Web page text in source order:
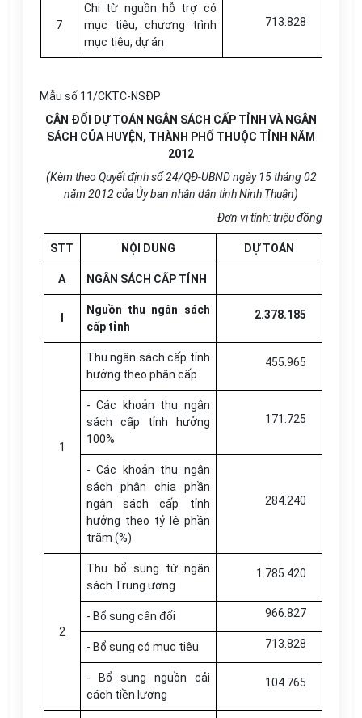
7
Chi từ nguồn hỗ trợ có
mục tiêu, chương trình
mục tiêu, dự án
713.828
Mẫu số 11/CKTC-NSĐP
CÂN ĐỐI DỰ TOÁN NGÂN SÁCH CẤP TỈNH VÀ NGÂN
SÁCH CỦA HUYỆN, THÀNH PHỐ THUỘC TỈNH NĂM
2012
(Kèm theo Quyết định số 24/QĐ-UBND ngày 15 tháng 02
năm 2012 của Ủy ban nhân dân tỉnh Ninh Thuận)
Đơn vị tính: triệu đồng
STT NỘI DUNG DỰ TOÁN
A NGÂN SÁCH CẤP TỈNH
Nguồn thu ngân sách
cấp tỉnh
2.378.185
1
Thu ngân sách cấp tỉnh
hưởng theo phân cấp
455.965
- Các khoản thu ngân
sách cấp tỉnh hưởng
100%
171.725
- Các khoản thu ngân
sách phân chia phần
ngân sách cấp tỉnh
hưởng theo tỷ lệ phần
trăm (%)
284.240
2
Thu bổ sung từ ngân
sách Trung ương
1.785.420
- Bổ sung cân đối 966.827
- Bổ sung có mục tiêu 713.828
- Bổ sung nguồn cải
cách tiền lương
104.765